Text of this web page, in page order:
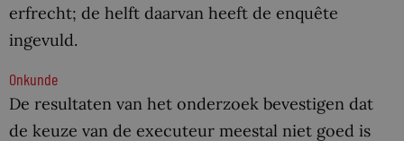
erfrecht; de helft daarvan heeft de enquête
ingevuld.
Onkunde
De resultaten van het onderzoek bevestigen dat
de keuze van de executeur meestal niet goed is